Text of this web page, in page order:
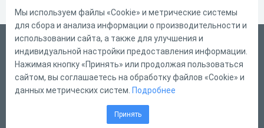
Русский
Справка
Форма обратной связи
Мы используем файлы «Cookie» и метрические системы
для сбора и анализа информации о производительности и
использовании сайта, а также для улучшения и
индивидуальной настройки предоставления информации.
Нажимая кнопку «Принять» или продолжая пользоваться
сайтом, вы соглашаетесь на обработку файлов «Cookie» и
данных метрических систем. Подробнее
Принять